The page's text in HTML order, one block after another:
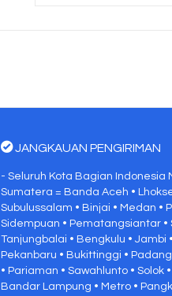
JANGKAUAN PENGIRIMAN
- Seluruh Kota Bagian Indonesia
Sumatera = Banda Aceh •
Subulussalam • Binjai • Medan •
Sidempuan • Pematangsiantar •
Tanjungbalai • Bengkulu • Jambi
Pekanbaru • Bukittinggi •
• Pariaman • Sawahlunto • Solok
Bandar Lampung • Metro •